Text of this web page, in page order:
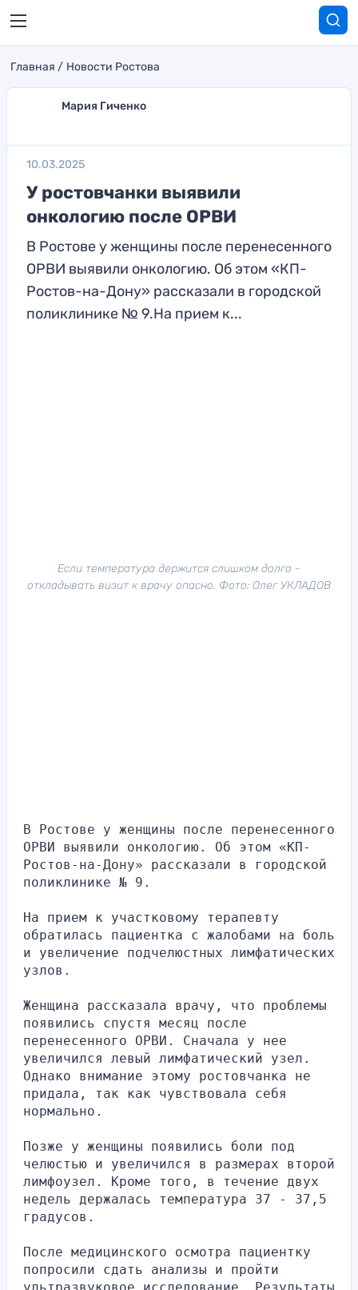
Главная Новости Ростова
Мария Гиченко
10.03.2025
У ростовчанки выявили
онкологию после ОРВИ
В Ростове у женщины после перенесенного
ОРВИ выявили онкологию. Об этом «КП-
Ростов-на-Дону» рассказали в городской
поликлинике № 9.На прием к...
Если температура держится слишком долго -
откладывать визит к врачу опасно. Фото: Олег УКЛАДОВ
В Ростове у женщины после перенесенного
ОРВИ выявили онкологию. Об этом «КП-
Ростов-на-Дону» рассказали в городской
поликлинике № 9.
На прием к участковому терапевту
обратилась пациентка с жалобами на боль
и увеличение подчелюстных лимфатических
узлов.
Женщина рассказала врачу, что проблемы
появились спустя месяц после
перенесенного ОРВИ. Сначала у нее
увеличился левый лимфатический узел.
Однако внимание этому ростовчанка не
придала, так как чувствовала себя
нормально.
Позже у женщины появились боли под
челюстью и увеличился в размерах второй
лимфоузел. Кроме того, в течение двух
недель держалась температура 37 - 37,5
градусов.
После медицинского осмотра пациентку
попросили сдать анализы и пройти